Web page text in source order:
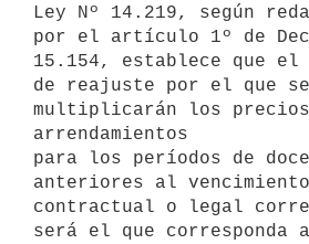
Ley Nº 14.219, según
por el artículo 1º de
15.154, establece que
de reajuste por el que se
multiplicarán los
arrendamientos
para los períodos de doce
anteriores al
contractual o legal
será el que corresponda